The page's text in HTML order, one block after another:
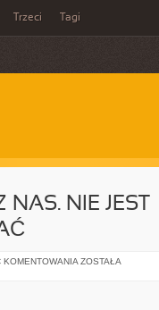
Trzeci Tagi
NIE JEST
KOMENTOWANIA PŁYWAĆ
ZOSTAŁA